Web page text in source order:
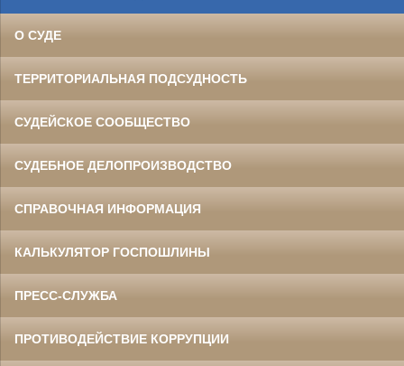
О СУДЕ
ТЕРРИТОРИАЛЬНАЯ ПОДСУДНОСТЬ
СУДЕЙСКОЕ СООБЩЕСТВО
СУДЕБНОЕ ДЕЛОПРОИЗВОДСТВО
СПРАВОЧНАЯ ИНФОРМАЦИЯ
КАЛЬКУЛЯТОР ГОСПОШЛИНЫ
ПРЕСС-СЛУЖБА
ПРОТИВОДЕЙСТВИЕ КОРРУПЦИИ